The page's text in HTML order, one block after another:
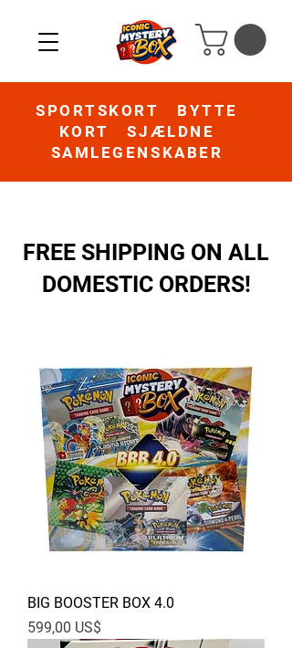
SPORTSKORT BYTTE
KORT SJÆLDNE
SAMLEGENSKABER
FREE SHIPPING ON ALL
DOMESTIC ORDERS!
BIG BOOSTER BOX 4.0
Pris
599,00 US$